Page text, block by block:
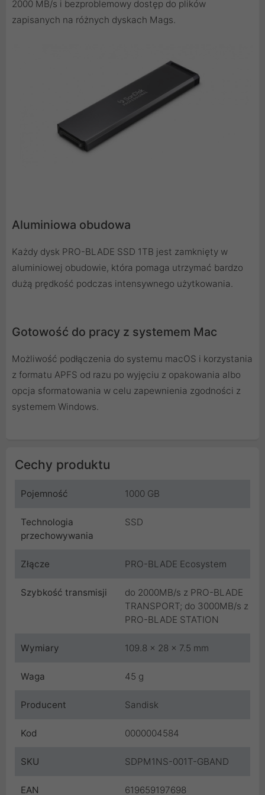
2000 MB/s i bezproblemowy dostęp do plików
zapisanych na różnych dyskach Mags.
Aluminiowa obudowa
Każdy dysk PRO-BLADE SSD 1TB jest zamknięty w
aluminiowej obudowie, która pomaga utrzymać bardzo
dużą prędkość podczas intensywnego użytkowania.
Gotowość do pracy z systemem Mac
Możliwość podłączenia do systemu macOS i korzystania
z formatu APFS od razu po wyjęciu z opakowania albo
opcja sformatowania w celu zapewnienia zgodności z
systemem Windows.
Cechy produktu
Pojemność 1000 GB
Technologia
przechowywania
SSD
Złącze PRO-BLADE Ecosystem
Szybkość transmisji
do 2000MB/s z PRO-BLADE
TRANSPORT; do 3000MB/s z
PRO-BLADE STATION
Wymiary 109.8 x 28 x 7.5 mm
Waga 45 g
Producent Sandisk
Kod 0000004584
SKU SDPM1NS-001T-GBAND
EAN 619659197698